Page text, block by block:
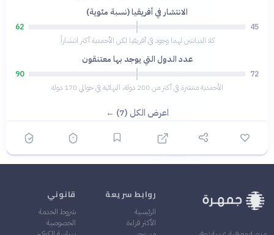
الانتشار في أفريقيا (نسبة مئوية)
45
62
كلا الديانتين لهما وجود في أفريقيا لكن الأحمدية أكثر انتشاراً
عدد الدول التي يوجد بها معتنقون
72
90
الأحمدية منتشرة في أكثر من 200 دولة، البهائية في حوالي 170 دولة
اعرض الكل (7) ←
روابط سريعة
الرئيسية
الأكثر قراءة
قانوني
شروط الخدمة
الخصوصية